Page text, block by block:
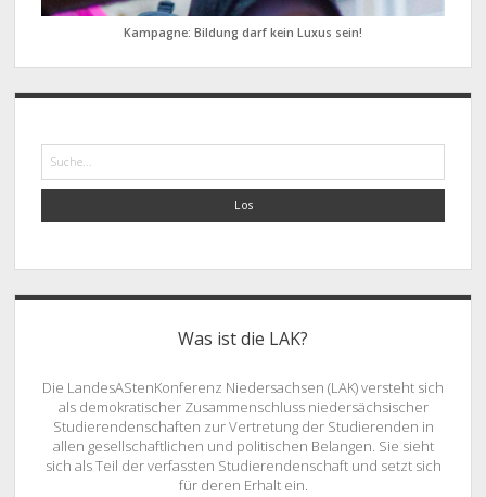
Kampagne: Bildung darf kein Luxus sein!
Suche
Was ist die LAK?
Die LandesAStenKonferenz Niedersachsen (LAK) versteht sich
als demokratischer Zusammenschluss niedersächsischer
Studierendenschaften zur Vertretung der Studierenden in
allen gesellschaftlichen und politischen Belangen. Sie sieht
sich als Teil der verfassten Studierendenschaft und setzt sich
für deren Erhalt ein.